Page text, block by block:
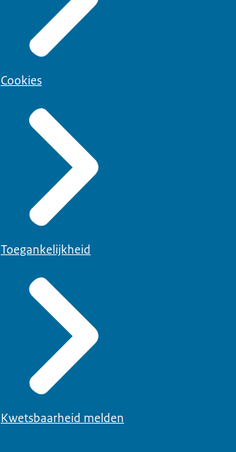
Cookies
Toegankelijkheid
Kwetsbaarheid melden